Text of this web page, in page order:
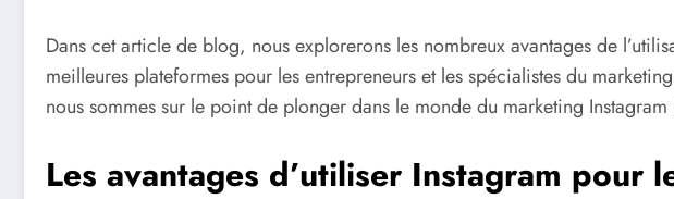
Dans cet article de blog, nous explorerons les nombreux avantages de
meilleures plateformes pour les entrepreneurs et les spécialistes du
nous sommes sur le point de plonger dans le monde du marketing Instagram
Les avantages d’utiliser Instagram pour